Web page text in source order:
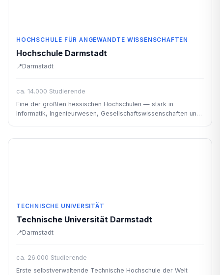
HOCHSCHULE FÜR ANGEWANDTE WISSENSCHAFTEN
Hochschule Darmstadt
Darmstadt
ca. 14.000 Studierende
Eine der größten hessischen Hochschulen — stark in
Informatik, Ingenieurwesen, Gesellschaftswissenschaften und
TECHNISCHE UNIVERSITÄT
Technische Universität Darmstadt
Darmstadt
ca. 26.000 Studierende
Erste selbstverwaltende Technische Hochschule der Welt